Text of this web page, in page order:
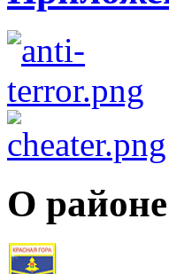
О районе